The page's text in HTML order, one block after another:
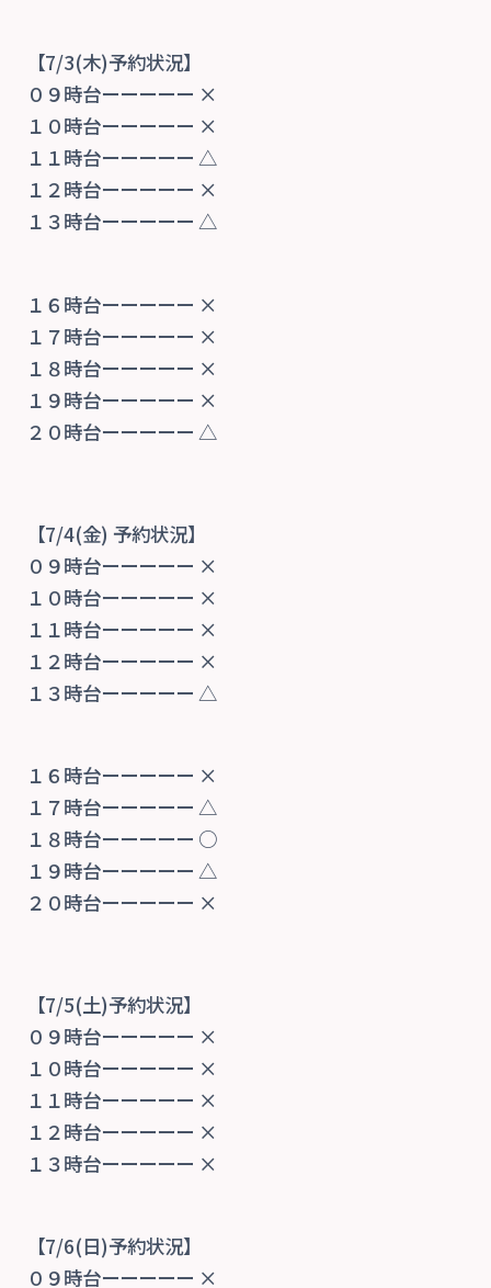
【7/3(木)予約状況】
０９時台ーーーーー ×
１０時台ーーーーー ×
１１時台ーーーーー △
１２時台ーーーーー ×
１３時台ーーーーー △
１６時台ーーーーー ×
１７時台ーーーーー ×
１８時台ーーーーー ×
１９時台ーーーーー ×
２０時台ーーーーー △
【7/4(金) 予約状況】
０９時台ーーーーー ×
１０時台ーーーーー ×
１１時台ーーーーー ×
１２時台ーーーーー ×
１３時台ーーーーー △
１６時台ーーーーー ×
１７時台ーーーーー △
１８時台ーーーーー ○
１９時台ーーーーー △
２０時台ーーーーー ×
【7/5(土)予約状況】
０９時台ーーーーー ×
１０時台ーーーーー ×
１１時台ーーーーー ×
１２時台ーーーーー ×
１３時台ーーーーー ×
【7/6(日)予約状況】
０９時台ーーーーー ×